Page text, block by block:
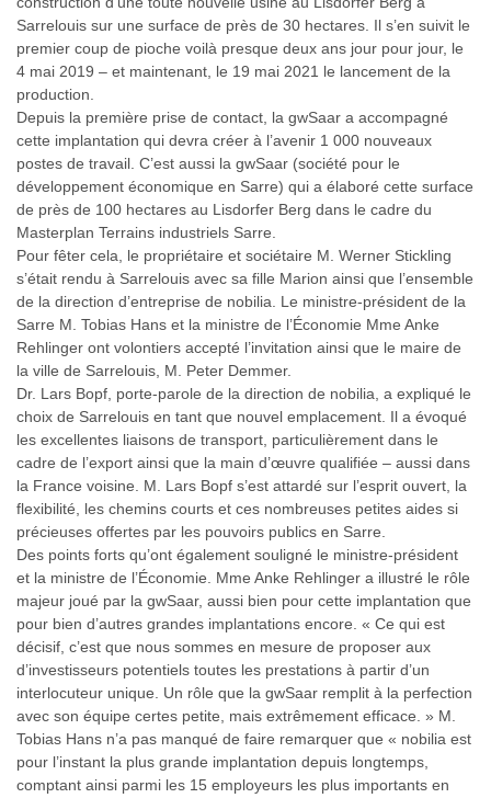
Sarrelouis sur une surface de près de 30 hectares. Il s’en suivit le
premier coup de pioche voilà presque deux ans jour pour jour, le
4 mai 2019 – et maintenant, le 19 mai 2021 le lancement de la
production.
Depuis la première prise de contact, la gwSaar a accompagné
cette implantation qui devra créer à l’avenir 1 000 nouveaux
postes de travail. C’est aussi la gwSaar (société pour le
développement économique en Sarre) qui a élaboré cette surface
de près de 100 hectares au Lisdorfer Berg dans le cadre du
Masterplan Terrains industriels Sarre.
Pour fêter cela, le propriétaire et sociétaire M. Werner Stickling
s’était rendu à Sarrelouis avec sa fille Marion ainsi que l’ensemble
de la direction d’entreprise de nobilia. Le ministre-président de la
Sarre M. Tobias Hans et la ministre de l’Économie Mme Anke
Rehlinger ont volontiers accepté l’invitation ainsi que le maire de
la ville de Sarrelouis, M. Peter Demmer.
Dr. Lars Bopf, porte-parole de la direction de nobilia, a expliqué le
choix de Sarrelouis en tant que nouvel emplacement. Il a évoqué
les excellentes liaisons de transport, particulièrement dans le
cadre de l’export ainsi que la main d’œuvre qualifiée – aussi dans
la France voisine. M. Lars Bopf s’est attardé sur l’esprit ouvert, la
flexibilité, les chemins courts et ces nombreuses petites aides si
précieuses offertes par les pouvoirs publics en Sarre.
Des points forts qu’ont également souligné le ministre-président
et la ministre de l’Économie. Mme Anke Rehlinger a illustré le rôle
majeur joué par la gwSaar, aussi bien pour cette implantation que
pour bien d’autres grandes implantations encore. « Ce qui est
décisif, c’est que nous sommes en mesure de proposer aux
d’investisseurs potentiels toutes les prestations à partir d’un
interlocuteur unique. Un rôle que la gwSaar remplit à la perfection
avec son équipe certes petite, mais extrêmement efficace. » M.
Tobias Hans n’a pas manqué de faire remarquer que « nobilia est
pour l’instant la plus grande implantation depuis longtemps,
comptant ainsi parmi les 15 employeurs les plus importants en